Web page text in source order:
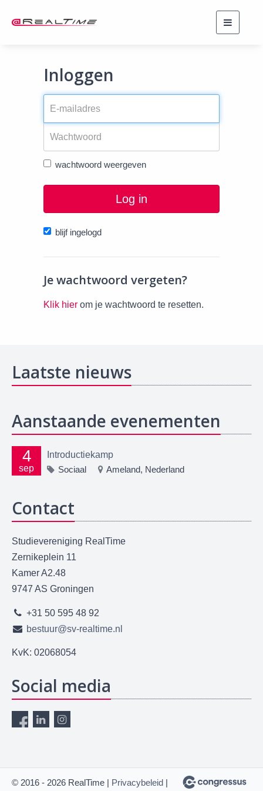
Inloggen
wachtwoord weergeven
Log in
blijf ingelogd
Je wachtwoord vergeten?
Klik hier om je wachtwoord te resetten.
Laatste nieuws
Aanstaande evenementen
4
sep
Introductiekamp
Sociaal
Ameland, Nederland
Contact
Studievereniging RealTime
Zernikeplein 11
Kamer A2.48
9747 AS Groningen
+31 50 595 48 92
bestuur@sv-realtime.nl
KvK: 02068054
Social media
© 2016 - 2026 RealTime | Privacybeleid |